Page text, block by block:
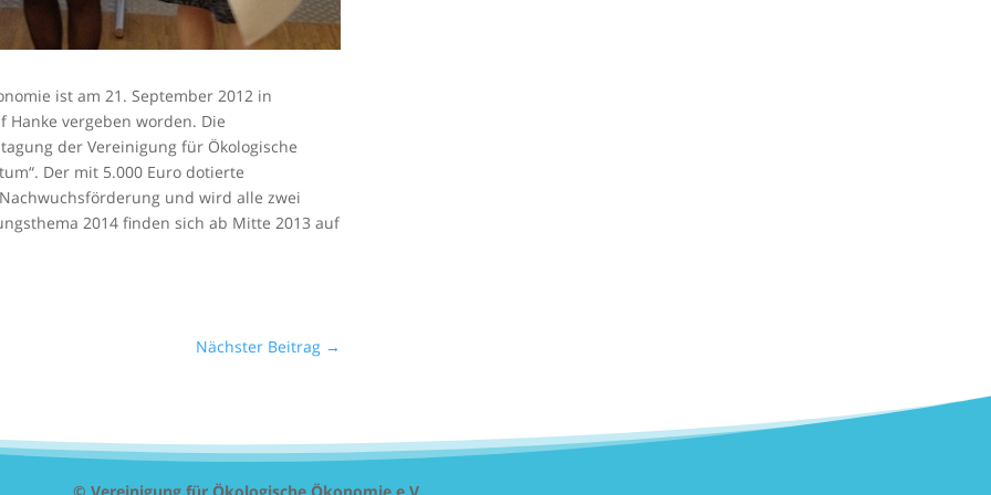
ist am 21. September 2012 in
vergeben worden. Die
der Vereinigung für Ökologische
Der mit 5.000 Euro dotierte
und wird alle zwei
2014 finden sich ab Mitte 2013 auf
Nächster Beitrag→